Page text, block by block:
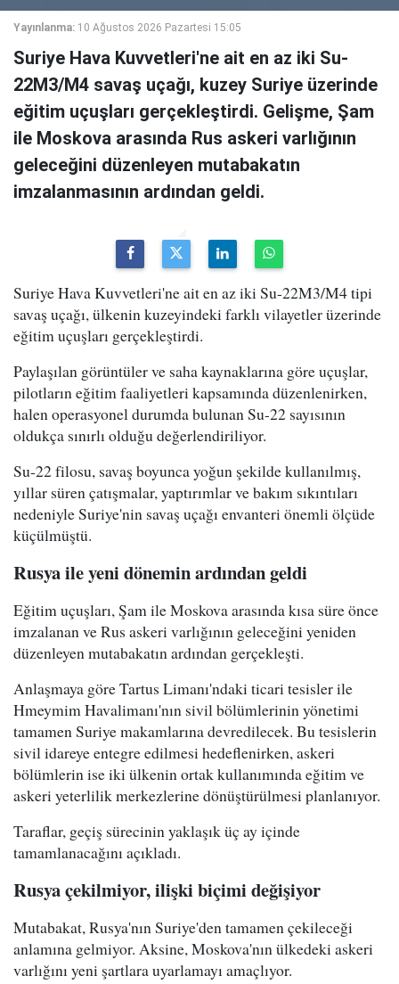
Yayınlanma: 10 Ağustos 2026 Pazartesi 15:05
Suriye Hava Kuvvetleri'ne ait en az iki Su-
22M3/M4 savaş uçağı, kuzey Suriye üzerinde
eğitim uçuşları gerçekleştirdi. Gelişme, Şam
ile Moskova arasında Rus askeri varlığının
geleceğini düzenleyen mutabakatın
imzalanmasının ardından geldi.
Suriye Hava Kuvvetleri'ne ait en az iki Su-22M3/M4 tipi
savaş uçağı, ülkenin kuzeyindeki farklı vilayetler üzerinde
eğitim uçuşları gerçekleştirdi.
Paylaşılan görüntüler ve saha kaynaklarına göre uçuşlar,
pilotların eğitim faaliyetleri kapsamında düzenlenirken,
halen operasyonel durumda bulunan Su-22 sayısının
oldukça sınırlı olduğu değerlendiriliyor.
Su-22 filosu, savaş boyunca yoğun şekilde kullanılmış,
yıllar süren çatışmalar, yaptırımlar ve bakım sıkıntıları
nedeniyle Suriye'nin savaş uçağı envanteri önemli ölçüde
küçülmüştü.
Rusya ile yeni dönemin ardından geldi
Eğitim uçuşları, Şam ile Moskova arasında kısa süre önce
imzalanan ve Rus askeri varlığının geleceğini yeniden
düzenleyen mutabakatın ardından gerçekleşti.
Anlaşmaya göre Tartus Limanı'ndaki ticari tesisler ile
Hmeymim Havalimanı'nın sivil bölümlerinin yönetimi
tamamen Suriye makamlarına devredilecek. Bu tesislerin
sivil idareye entegre edilmesi hedeflenirken, askeri
bölümlerin ise iki ülkenin ortak kullanımında eğitim ve
askeri yeterlilik merkezlerine dönüştürülmesi planlanıyor.
Taraflar, geçiş sürecinin yaklaşık üç ay içinde
tamamlanacağını açıkladı.
Rusya çekilmiyor, ilişki biçimi değişiyor
Mutabakat, Rusya'nın Suriye'den tamamen çekileceği
anlamına gelmiyor. Aksine, Moskova'nın ülkedeki askeri
varlığını yeni şartlara uyarlamayı amaçlıyor.